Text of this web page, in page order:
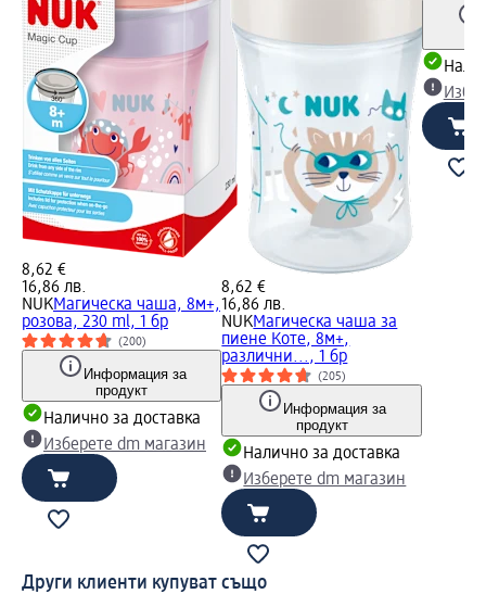
8,62 €
16,86 лв.
NUKМагическа чаша, 8м+,
розова, 230 ml, 1 бр
(200)
Информация за
продукт
Налично за доставка
Изберете dm магазин
8,62 €
16,86 лв.
NUKМагическа чашa за
пиене Коте, 8м+,
различни..., 1 бр
(205)
Информация за
продукт
Налично за доставка
Изберете dm магазин
Други клиенти купуват също